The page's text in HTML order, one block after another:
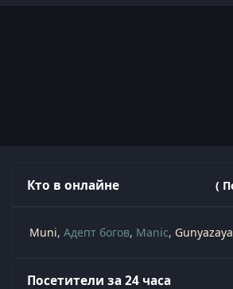
Кто в онлайне (
Muni Адепт богов Manic Gunyazaya
Посетители за 24 часа